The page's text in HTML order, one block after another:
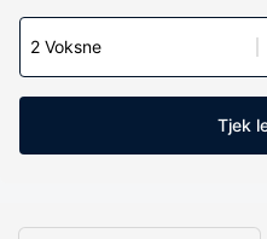
2 Voksne
Tjek